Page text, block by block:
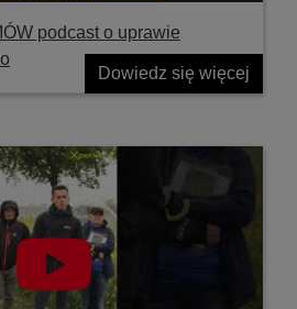
podcast o uprawie
Dowiedz się więcej